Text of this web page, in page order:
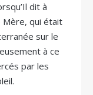
dit à
Mère, qui était
sur le
à ce
par les